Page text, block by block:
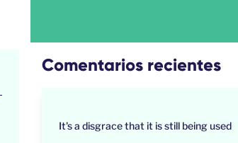
Comentarios recientes
It's a disgrace that it is still being used